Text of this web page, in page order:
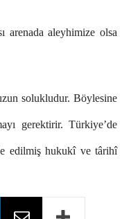
arenada aleyhimize olsa
solukludur. Böylesine
gerektirir. Türkiye’de
edilmiş hukukî ve târihî